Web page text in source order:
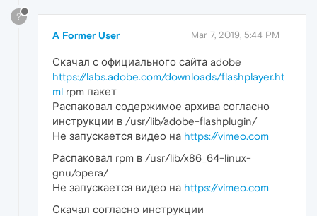
?
A Former User Mar 7, 2019, 5:44 PM
Скачал с официального сайта adobe
https://labs.adobe.com/downloads/flashplayer.ht
ml rpm пакет
Распаковал содержимое архива согласно
инструкции в /usr/lib/adobe-flashplugin/
Не запускается видео на https://vimeo.com
Распаковал rpm в /usr/lib/x86_64-linux-
gnu/opera/
Не запускается видео на https://vimeo.com
Скачал согласно инструкции